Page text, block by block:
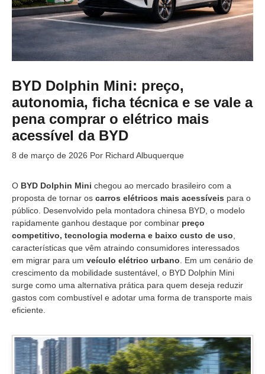
BYD Dolphin Mini: preço,
autonomia, ficha técnica e se vale a
pena comprar o elétrico mais
acessível da BYD
8 de março de 2026 Por Richard Albuquerque
O BYD Dolphin Mini chegou ao mercado brasileiro com a
proposta de tornar os carros elétricos mais acessíveis para o
público. Desenvolvido pela montadora chinesa BYD, o modelo
rapidamente ganhou destaque por combinar preço
competitivo, tecnologia moderna e baixo custo de uso
características que vêm atraindo consumidores interessados
em migrar para um veículo elétrico urbano . Em um cenário de
crescimento da mobilidade sustentável, o BYD Dolphin Mini
surge como uma alternativa prática para quem deseja reduzir
gastos com combustível e adotar uma forma de transporte mais
eficiente.